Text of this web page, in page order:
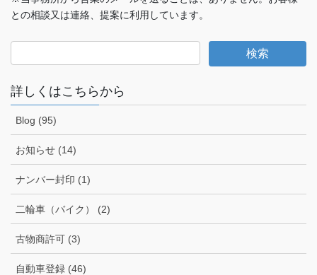
との相談又は連絡、提案に利用しています。
詳しくはこちらから
Blog (95)
お知らせ (14)
ナンバー封印 (1)
二輪車（バイク） (2)
古物商許可 (3)
自動車登録 (46)